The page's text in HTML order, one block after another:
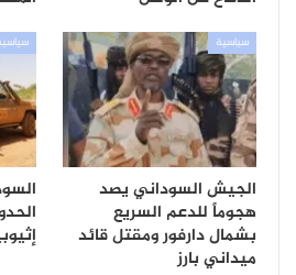
سياسية
الجيش السوداني يصد
هجوماً للدعم السريع
بشمال دارفور ومقتل قائد
ميداني بارز